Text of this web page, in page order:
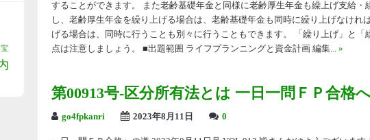
することができます。 また老齢基礎年金と同様に老齢厚生年金も繰上げ支給・
し、老齢厚生年金を繰り上げる場合は、老齢基礎年金も同時に繰り上げなけれ
げる場合は、同時に行うことも別々に行うこともできます。 「繰り上げ」と「
点は注意しましょう。 ■出題範囲 ライフプランニングと資金計画 編集... »
第00913号-区分所有法とは 一日一問ＦＰ合格
go4fpkanri 2023年8月11日 0
宝